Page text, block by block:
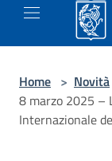
Home > Novità
8 marzo 2025 –
Internazionale